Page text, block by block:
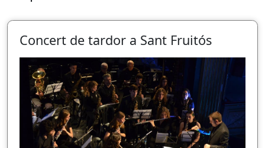
Concert de tardor a Sant Fruitós